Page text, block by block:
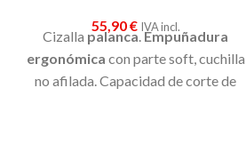
55,90€ IVA incl.
Cizalla palanca .Empuñadura
ergonómica con parte soft, cuchilla
no afilada. Capacidad de corte de